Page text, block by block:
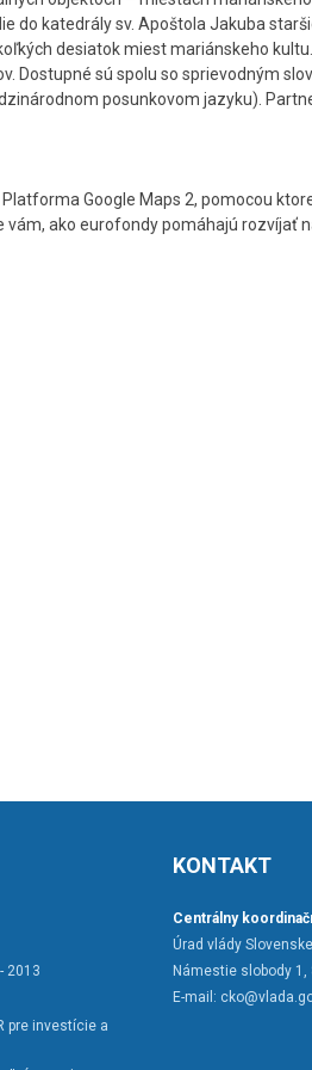
do katedrály sv. Apoštola Jakuba
desiatok miest mariánskeho
Dostupné sú spolu so sprievodným
posunkovom jazyku).
Google Maps 2, pomocou
ako eurofondy pomáhajú rozvíjať
2013
pre investície a
KONTAKT
Centrálny
Úrad vlády
Námestie slobody
E-mail: